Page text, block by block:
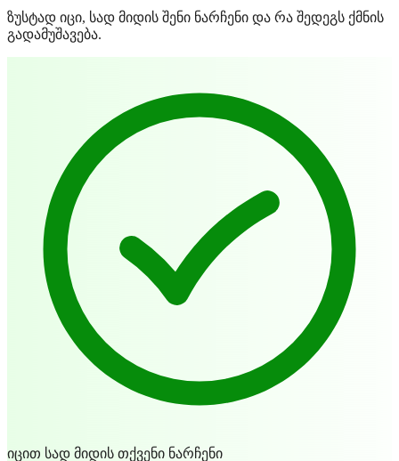
ზუსტად იცი, სად მიდის შენი ნარჩენი და რა შედეგს ქმნის
გადამუშავება.
იცით სად მიდის თქვენი ნარჩენი